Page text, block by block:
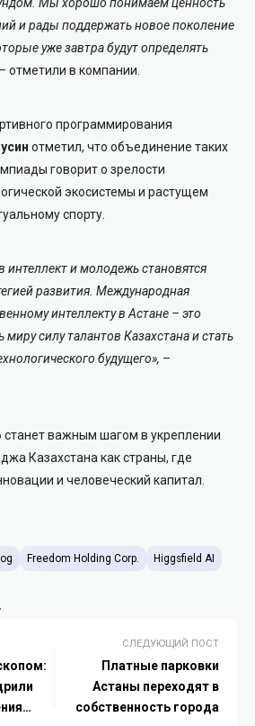
Мы хорошо понимаем ценность
и рады поддержать новое поколение
уже завтра будут определять
– отметили в компании.
программирования
отметил, что объединение таких
говорит о зрелости
экосистемы и растущем
спорту.
интеллект и молодежь становятся
развития. Международная
интеллекту в Астане – это
силу талантов Казахстана и стать
будущего», –
станет важным шагом в укреплении
Казахстана как страны, где
и человеческий капитал.
Freedom Holding Corp. Higgsfield AI
СЛЕДУЮЩИЙ ПОСТ
Платные парковки
Астаны переходят в
собственность города